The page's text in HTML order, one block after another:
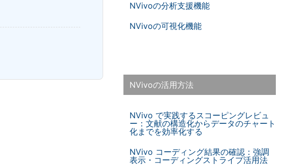
NVivoの分析支援機能
NVivoの可視化機能
NVivoの活用方法
NVivo で実践するスコーピングレビュ
ー：文献の構造化からデータのチャート
化までを効率化する
NVivo コーディング結果の確認：強調
表示・コーディングストライプ活用法